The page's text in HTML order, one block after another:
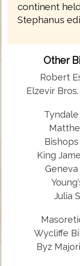
continent
Stephanus
Other
Robert
Elzevir Bros.
King
Julia
Wycliffe
Byz